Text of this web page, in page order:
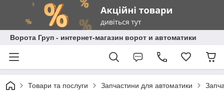
Ворота Груп - интернет-магазин ворот и автоматики
Товари та послуги Запчастини для автоматики